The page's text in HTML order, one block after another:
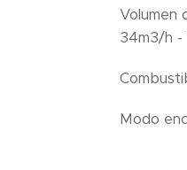
Volumen
34m3/h -
Modo